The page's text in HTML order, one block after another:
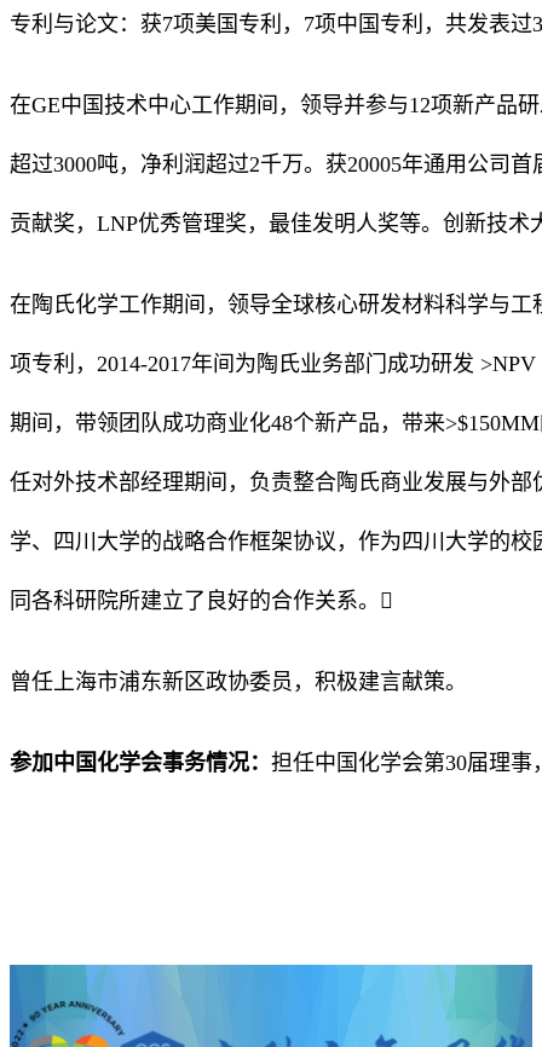
专利与论文：获7项美国专利，7项中国专利，共发表过
在GE中国技术中心工作期间，领导并参与12项新产品
超过3000吨，净利润超过2千万。获20005年通用公司
贡献奖，LNP优秀管理奖，最佳发明人奖等。创新技术
在陶氏化学工作期间，领导全球核心研发材料科学与
项专利，2014-2017年间为陶氏业务部门成功研发
期间，带领团队成功商业化48个新产品，带来
任对外技术部经理期间，负责整合陶氏商业发展与外
学、四川大学的战略合作框架协议，作为四川大学的
同各科研院所建立了良好的合作关系。
曾任上海市浦东新区政协委员，积极建言献策。
参加中国化学会事务情况： 担任中国化学会第30届理